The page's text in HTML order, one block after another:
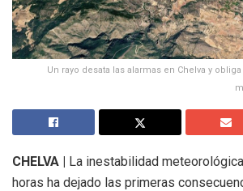
Un rayo desata las alarmas en Chelva y
CHELVA | La inestabilidad
horas ha dejado las primeras